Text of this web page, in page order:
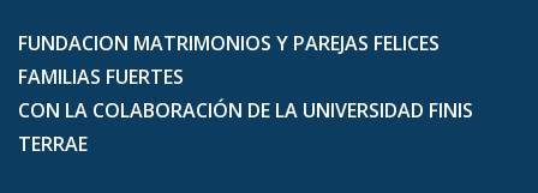
FUNDACION MATRIMONIOS Y PAREJAS FELICES
FAMILIAS FUERTES
CON LA COLABORACIÓN DE LA UNIVERSIDAD FINIS
TERRAE